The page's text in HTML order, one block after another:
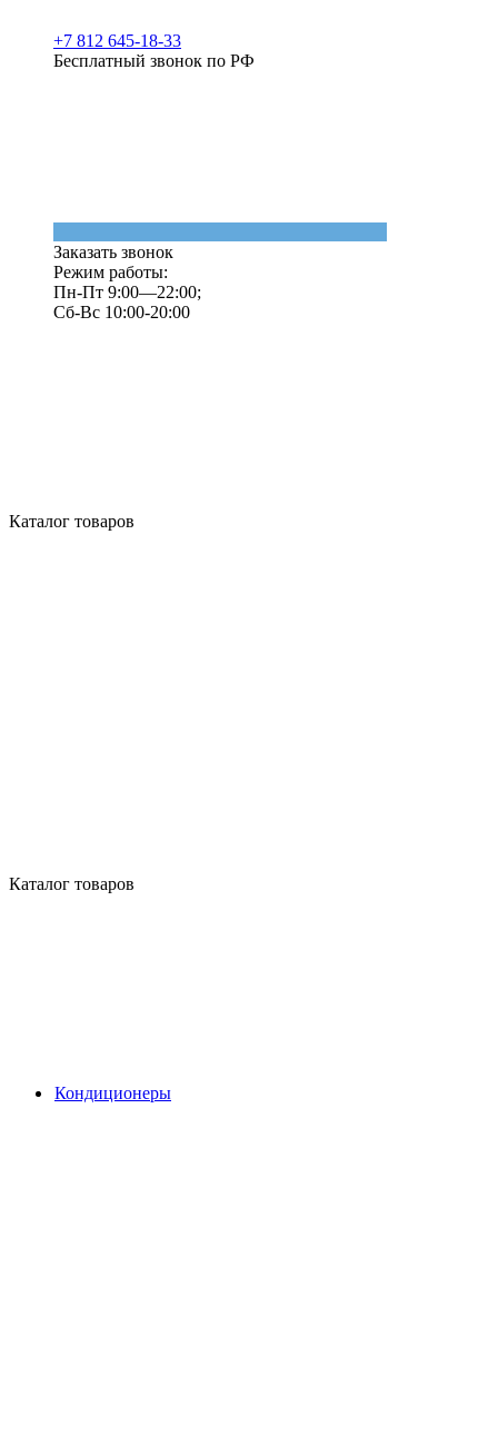
+7 812 645-18-33
Бесплатный звонок по РФ
Заказать звонок
Режим работы:
Пн-Пт 9:00—22:00;
Сб-Вс 10:00-20:00
Каталог товаров
Каталог товаров
Кондиционеры